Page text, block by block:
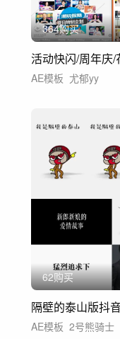
364购买
AE模板 尤郁yy
62购买
AE模板 2号熊骑士